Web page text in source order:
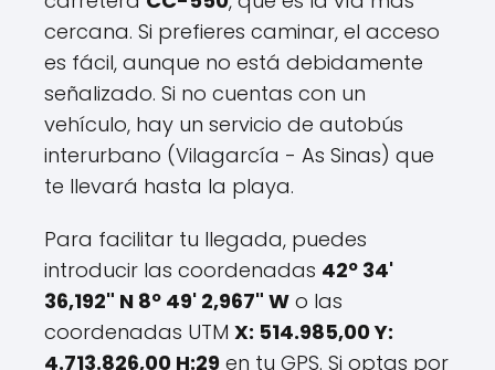
cercana. Si prefieres caminar, el acceso
es fácil, aunque no está debidamente
señalizado. Si no cuentas con un
vehículo, hay un servicio de autobús
interurbano (Vilagarcía - As Sinas) que
te llevará hasta la playa.
Para facilitar tu llegada, puedes
introducir las coordenadas 42º 34'
36,192" N 8º 49' 2,967" W o las
coordenadas UTM X: 514.985,00 Y:
4.713.826,00 H:29 en tu GPS. Si optas por